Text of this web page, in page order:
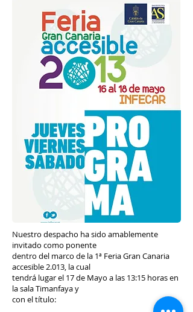
Nuestro despacho ha sido amablemente
invitado como ponente
dentro del marco de la 1ª Feria Gran Canaria
accesible 2.013, la cual
tendrá lugar el 17 de Mayo a las 13:15 horas en
la sala Timanfaya y
con el título: